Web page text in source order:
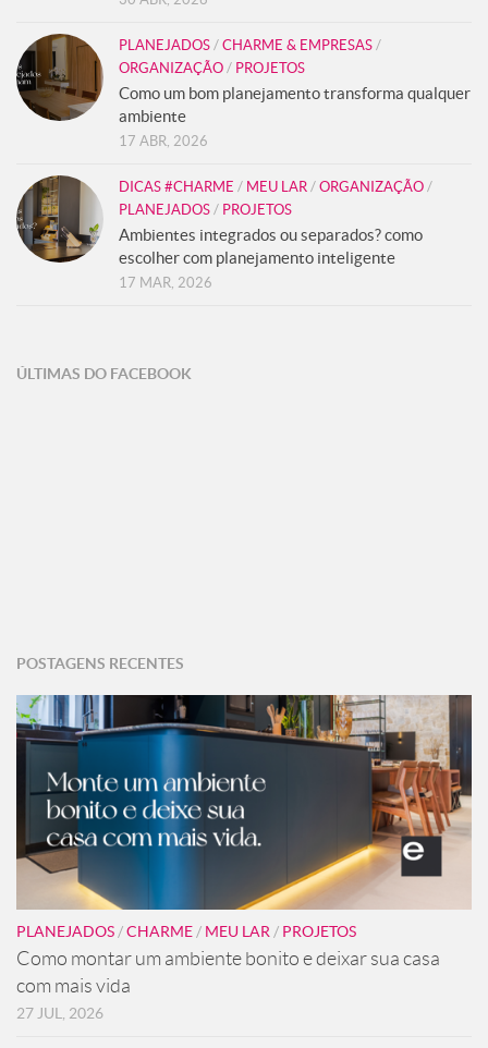
PLANEJADOS / CHARME & EMPRESAS /
ORGANIZAÇÃO / PROJETOS
Como um bom planejamento transforma qualquer
ambiente
17 ABR, 2026
DICAS #CHARME / MEU LAR / ORGANIZAÇÃO /
PLANEJADOS / PROJETOS
Ambientes integrados ou separados? como
escolher com planejamento inteligente
17 MAR, 2026
ÚLTIMAS DO FACEBOOK
POSTAGENS RECENTES
PLANEJADOS/CHARME/ MEU LAR/ PROJETOS
Como montar um ambiente bonito e deixar sua casa
com mais vida
27 JUL, 2026